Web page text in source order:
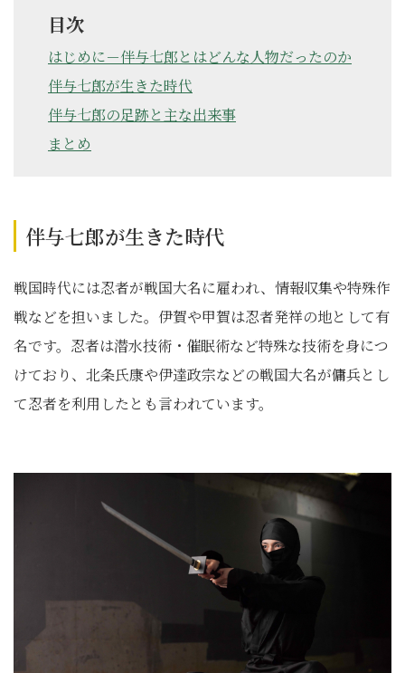
目次
はじめに－伴与七郎とはどんな人物だったのか
伴与七郎が生きた時代
伴与七郎の足跡と主な出来事
まとめ
伴与七郎が生きた時代
戦国時代には忍者が戦国大名に雇われ、情報収集や特殊作
戦などを担いました。伊賀や甲賀は忍者発祥の地として有
名です。忍者は潜水技術・催眠術など特殊な技術を身につ
けており、北条氏康や伊達政宗などの戦国大名が傭兵とし
て忍者を利用したとも言われています。